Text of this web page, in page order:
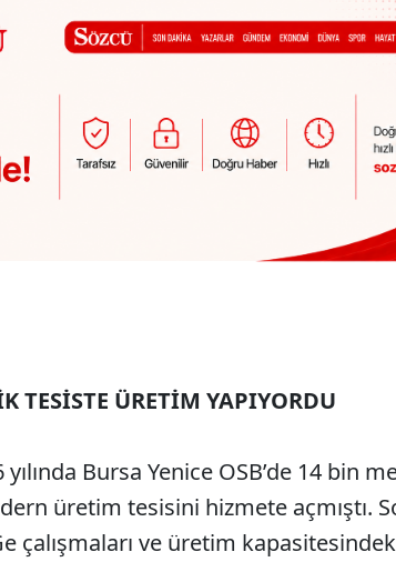
TESİSTE ÜRETİM YAPIYORDU
Bursa Yenice OSB’de 14 bin
üretim tesisini hizmete açmıştı.
çalışmaları ve üretim